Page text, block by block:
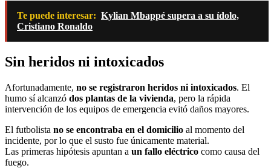
Te puede interesar: Kylian Mbappé supera a su ídolo,
Cristiano Ronaldo
Sin heridos ni intoxicados
Afortunadamente, no se registraron heridos ni intoxicados. El
humo sí alcanzó dos plantas de la vivienda, pero la rápida
intervención de los equipos de emergencia evitó daños mayores.
El futbolista no se encontraba en el domicilio al momento del
incidente, por lo que el susto fue únicamente material.
Las primeras hipótesis apuntan a un fallo eléctrico como causa del
fuego.